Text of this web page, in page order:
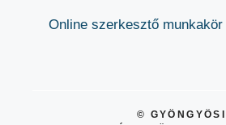
Online szerkesztő munkakör
© GYÖNGYÖSI